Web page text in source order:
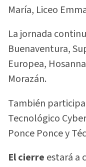
María, Liceo
La jornada
Buenaventura,
Europea,
Morazán.
También
Tecnológico
Ponce Ponce y
El cierre estará a